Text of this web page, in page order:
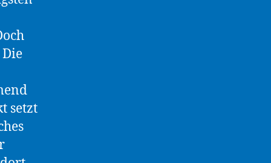
setzt